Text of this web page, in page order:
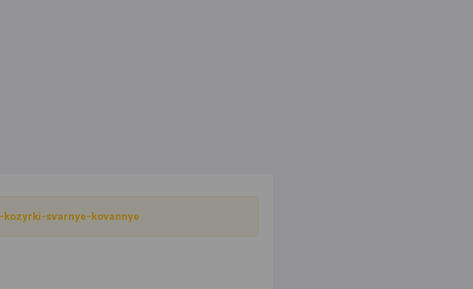
kozyrki-svarnye-kovannye